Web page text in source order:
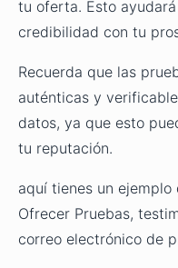
tu oferta. Esto
credibilidad con tu
Recuerda que las
auténticas y
datos, ya que esto
tu reputación.
aquí tienes un
Ofrecer Pruebas,
correo electrónico de